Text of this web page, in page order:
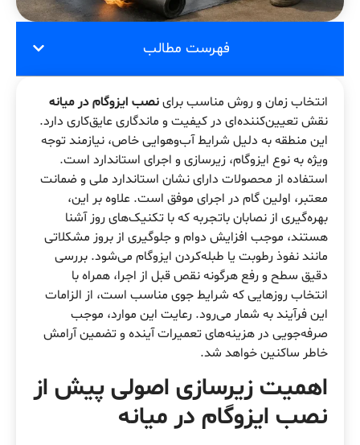
فهرست مطالب
انتخاب زمان و روش مناسب براینصب ایزوگام در میانه
نقش تعیین‌کننده‌ای در کیفیت و ماندگاری عایق‌کاری دارد.
این منطقه به دلیل شرایط آب‌وهوایی خاص، نیازمند توجه
ویژه به نوع ایزوگام، زیرسازی و اجرای استاندارد است.
استفاده از محصولات دارای نشان استاندارد ملی و ضمانت
معتبر، اولین گام در اجرای موفق است. علاوه بر این،
بهره‌گیری از نصابان باتجربه که با تکنیک‌های روز آشنا
هستند، موجب افزایش دوام و جلوگیری از بروز مشکلاتی
مانند نفوذ رطوبت یا طبله‌کردن ایزوگام می‌شود. بررسی
دقیق سطح و رفع هرگونه نقص قبل از اجرا، همراه با
انتخاب روزهایی که شرایط جوی مناسب است، از الزامات
این فرآیند به شمار می‌رود. رعایت این موارد، موجب
صرفه‌جویی در هزینه‌های تعمیرات آینده و تضمین آرامش
خاطر ساکنین خواهد شد.
اهمیت زیرسازی اصولی پیش از
نصب ایزوگام در میانه